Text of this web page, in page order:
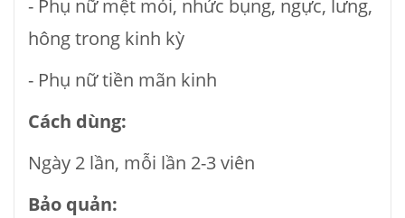
- Phụ nữ mệt mỏi, nhức bụng, ngực, lưng,
hông trong kinh kỳ
- Phụ nữ tiền mãn kinh
Cách dùng:
Ngày 2 lần, mỗi lần 2-3 viên
Bảo quản: